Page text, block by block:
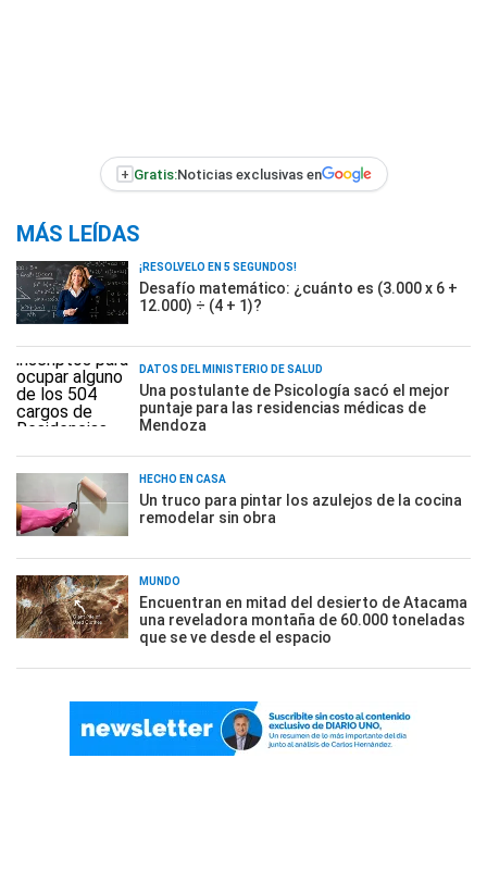
+ Gratis:Noticias exclusivas en
MÁS LEÍDAS
¡RESOLVELO EN 5 SEGUNDOS!
Desafío matemático: ¿cuánto es (3.000 x 6 +
12.000) ÷ (4 + 1)?
DATOS DEL MINISTERIO DE SALUD
Una postulante de Psicología sacó el mejor
puntaje para las residencias médicas de
Mendoza
HECHO EN CASA
Un truco para pintar los azulejos de la cocina
remodelar sin obra
MUNDO
Encuentran en mitad del desierto de Atacama
una reveladora montaña de 60.000 toneladas
que se ve desde el espacio